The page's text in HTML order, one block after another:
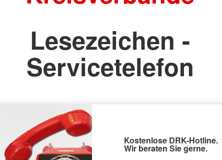
Lesezeichen -
Servicetelefon
Kostenlose DRK-Hotline.
Wir beraten Sie gerne.